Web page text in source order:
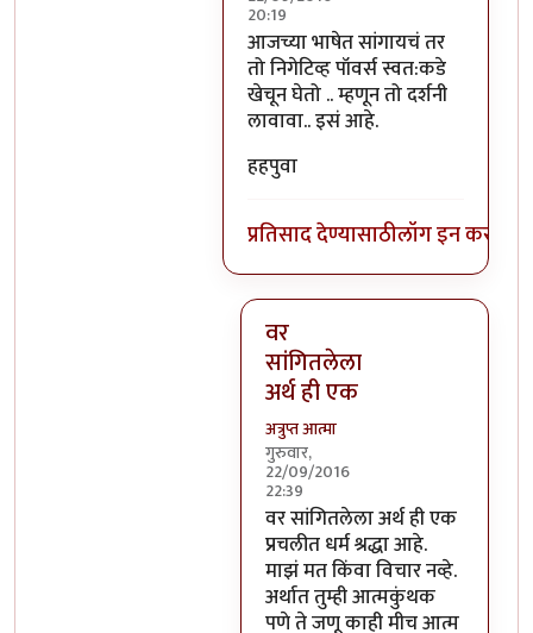
20:19
In reply toआजच्या भाषेत सांगायचं
आजच्या भाषेत सांगायचं तर
तो निगेटिव्ह पॉवर्स स्वत:कडे
खेचून घेतो .. म्हणून तो दर्शनी
लावावा.. इसं आहे.
हहपुवा
प्रतिसाद देण्यासाठीलॉग इन करा
वर
सांगितलेला
अर्थ ही एक
अत्रुप्त आत्मा
गुरुवार,
22/09/2016
22:39
In reply toआजच्या भाषेत सांगायचं
वर सांगितलेला अर्थ ही एक
प्रचलीत धर्म श्रद्धा आहे.
माझं मत किंवा विचार नव्हे.
अर्थात तुम्ही आत्मकुंथक
पणे ते जणू काही मीच आत्म